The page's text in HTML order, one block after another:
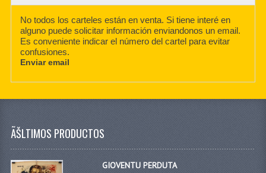
No todos los carteles están en venta. Si tiene interé en
alguno puede solicitar información enviandonos un email.
Es conveniente indicar el número del cartel para evitar
confusiones.
Enviar email
ÃŠLTIMOS PRODUCTOS
GIOVENTU PERDUTA